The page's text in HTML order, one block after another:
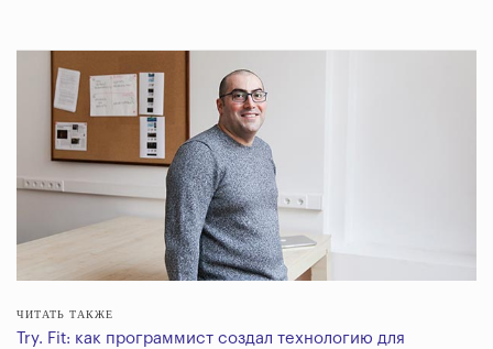
ЧИТАТЬ ТАКЖЕ
Try. Fit: как программист создал технологию для